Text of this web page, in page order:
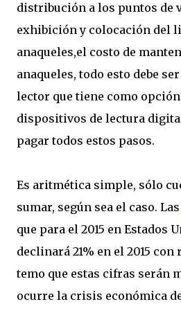
distribución a los puntos de
exhibición y colocación del
anaqueles,el costo de
anaqueles, todo esto debe
lector que tiene como
dispositivos de lectura
pagar todos estos pasos.
Es aritmética simple, sólo
sumar, según sea el caso. Las
que para el 2015 en Estados
declinará 21% en el 2015 con
temo que estas cifras serán
ocurre la crisis económica